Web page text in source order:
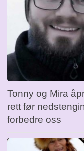
Tonny og Mira
rett før
forbedre oss